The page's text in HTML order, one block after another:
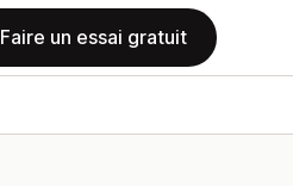
Faire un essai gratuit